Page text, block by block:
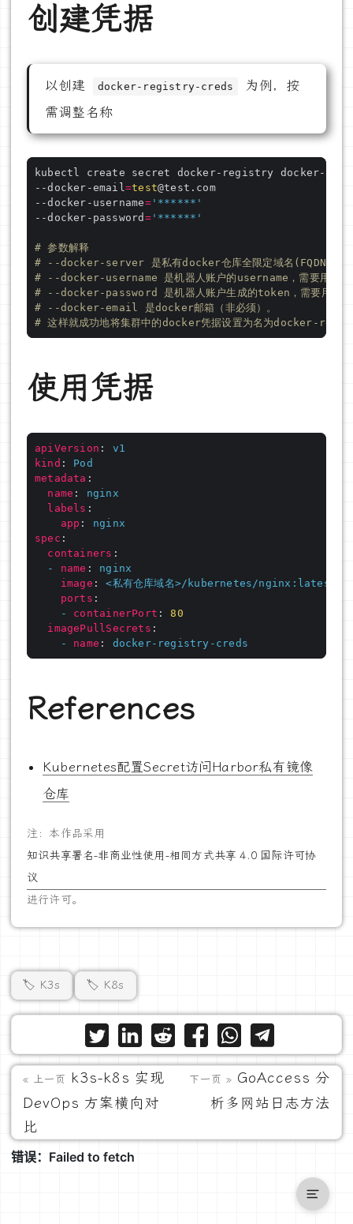
创建凭据
以创建 docker-registry-creds
为例，按
需调整名称
kubectl create secret docker-registry docker-
--docker-email=test
--docker-username='******'
--docker-password ='******'
# 参数解释
# --docker-server 是私有docker仓库全限定域名(FQDN)
# --docker-username 是机器人账户的username，需要用单引
# --docker-password 是机器人账户生成的token，需要用单引
# --docker-email 是docker邮箱（非必须）。
# 这样就成功地将集群中的docker凭据设置为名为docker-
使用凭据
apiVersion :
v1
kind :
Pod
metadata :
name :
nginx
labels :
app :
nginx
spec :
containers :
-
name :
nginx
image :
<私有仓库域名>/kubernetes/nginx:latest
ports :
-
containerPort :
80
imagePullSecrets :
-
name : docker-registry-creds
References
Kubernetes配置Secret访问Harbor私有镜像
仓库
注：本作品采用
知识共享署名-非商业性使用-相同方式共享 4.0 国际许可协
议
进行许可。
🏷️ K3s 🏷️ K8s
« 上一页
k3s-k8s 实现
DevOps 方案横向对
比
下一页 » GoAccess 分
析多网站日志方法